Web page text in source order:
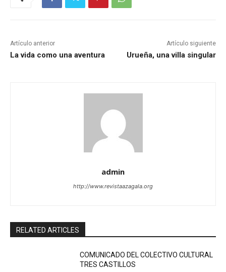
Artículo anterior
La vida como una aventura
Artículo siguiente
Urueña, una villa singular
admin
http://www.revistaazagala.org
RELATED ARTICLES
COMUNICADO DEL COLECTIVO CULTURAL
TRES CASTILLOS